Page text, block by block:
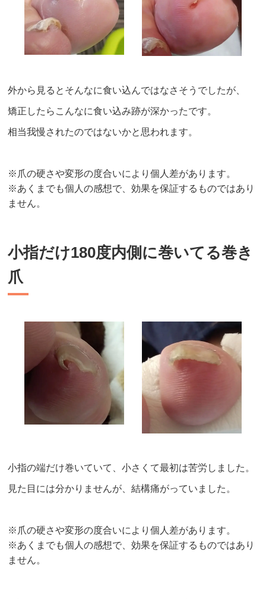
外から見るとそんなに食い込んではなさそうでしたが、
矯正したらこんなに食い込み跡が深かったです。
相当我慢されたのではないかと思われます。
※爪の硬さや変形の度合いにより個人差があります。
※あくまでも個人の感想で、効果を保証するものではあり
ません。
小指だけ180度内側に巻いてる巻き
爪
小指の端だけ巻いていて、小さくて最初は苦労しました。
見た目には分かりませんが、結構痛がっていました。
※爪の硬さや変形の度合いにより個人差があります。
※あくまでも個人の感想で、効果を保証するものではあり
ません。